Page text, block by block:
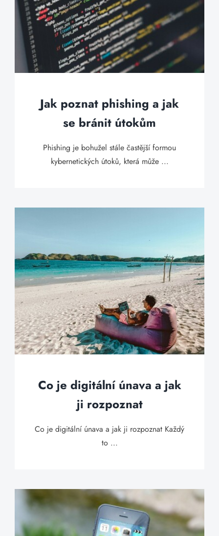
Jak poznat phishing a jak
se bránit útokům
Phishing je bohužel stále častější formou
kybernetických útoků, která může ...
Co je digitální únava a jak
ji rozpoznat
Co je digitální únava a jak ji rozpoznat Každý
to ...